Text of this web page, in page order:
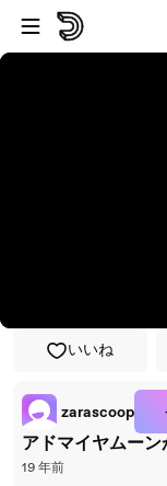
プレイヤーにスキップ
メインコンテンツに
いいね
zarascoop
アドマイヤムーン
19 年前